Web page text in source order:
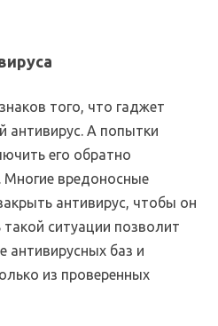
того, что гаджет
антивирус. А попытки
его обратно
вредоносные
антивирус, чтобы он
ситуации позволит
антивирусных баз и
из проверенных